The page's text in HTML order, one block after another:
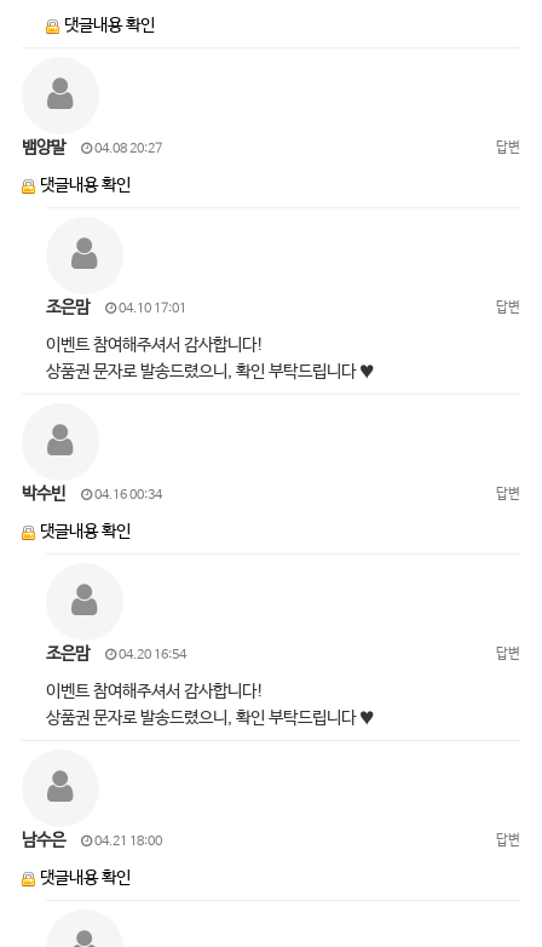
댓글내용 확인
뱀양말 04.08 20:27 답변
댓글내용 확인
조은맘 04.10 17:01 답변
이벤트 참여해주셔서 감사합니다!
상품권 문자로 발송드렸으니, 확인 부탁드립니다 ♥
박수빈 04.16 00:34 답변
댓글내용 확인
조은맘 04.20 16:54 답변
이벤트 참여해주셔서 감사합니다!
상품권 문자로 발송드렸으니, 확인 부탁드립니다 ♥
남수은 04.21 18:00 답변
댓글내용 확인